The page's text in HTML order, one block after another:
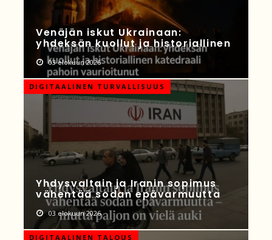
Venäjän iskut Ukrainaan:
yhdeksän kuollut ja historiallinen
03 elokuun 2026
DIGITAALINEN TURVALLISUUS
Yhdysvaltain ja Iranin sopimus
vähentää sodan epävarmuutta
03 elokuun 2026
DIGITAALINEN TALOUS